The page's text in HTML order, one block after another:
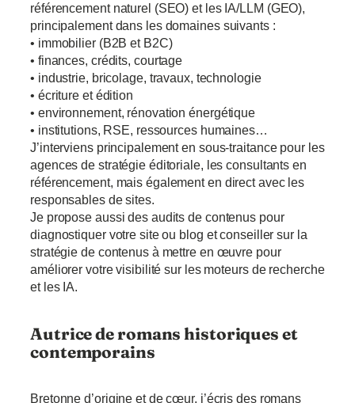
référencement naturel (SEO) et les IA/LLM (GEO),
principalement dans les domaines suivants :
• immobilier (B2B et B2C)
• finances, crédits, courtage
• industrie, bricolage, travaux, technologie
• écriture et édition
• environnement, rénovation énergétique
• institutions, RSE, ressources humaines…
J’interviens principalement en sous-traitance pour les
agences de stratégie éditoriale, les consultants en
référencement, mais également en direct avec les
responsables de sites.
Je propose aussi des audits de contenus pour
diagnostiquer votre site ou blog et conseiller sur la
stratégie de contenus à mettre en œuvre pour
améliorer votre visibilité sur les moteurs de recherche
et les IA.
Autrice de romans historiques et
contemporains
Bretonne d’origine et de cœur, j’écris des romans